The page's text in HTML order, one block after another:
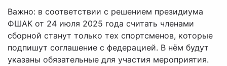
Важно: в соответствии с решением президиума
ФШАК от 24 июля 2025 года считать членами
сборной станут только тех спортсменов, которые
подпишут соглашение с федерацией. В нём будут
указаны обязательные для участия мероприятия.